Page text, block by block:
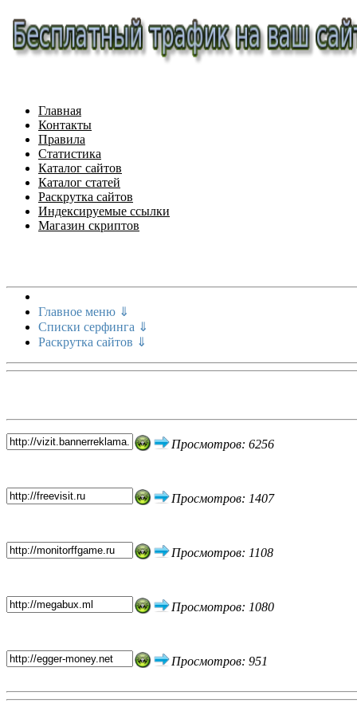
Главная
Контакты
Правила
Статистика
Каталог сайтов
Каталог статей
Раскрутка сайтов
Индексируемые ссылки
Магазин скриптов
Главное меню ⇓
Списки серфинга ⇓
Раскрутка сайтов ⇓
Просмотров: 6256
Просмотров: 1407
Просмотров: 1108
Просмотров: 1080
Просмотров: 951